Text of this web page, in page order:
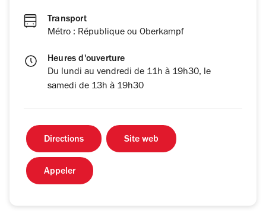
Transport
Métro : République ou Oberkampf
Heures d'ouverture
Du lundi au vendredi de 11h à 19h30, le
samedi de 13h à 19h30
Directions Site web
Appeler